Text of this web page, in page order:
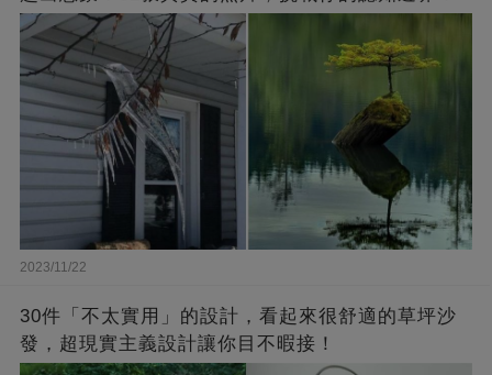
2023/11/22
30件「不太實用」的設計，看起來很舒適的草坪沙
發，超現實主義設計讓你目不暇接！